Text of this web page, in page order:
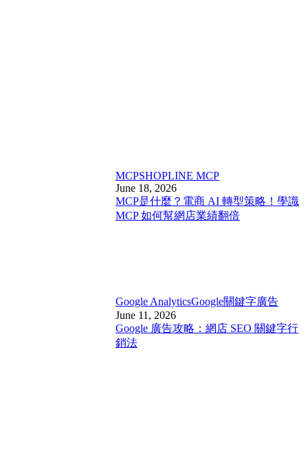
MCPSHOPLINE MCP
June 18, 2026
MCP是什麼？電商 AI 轉型策略！學識
MCP 如何幫網店業績翻倍
Google AnalyticsGoogle關鍵字廣告
June 11, 2026
Google 廣告攻略：網店 SEO 關鍵字行
銷法